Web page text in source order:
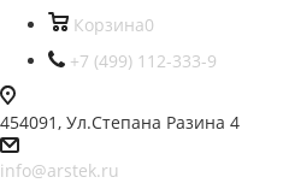
Корзина0
+7 (499) 112-333-9
454091, Ул.Степана Разина 4
info@arstek.ru